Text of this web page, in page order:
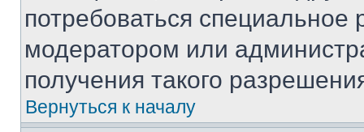
потребоваться
модератором или
получения такого
Вернуться к началу